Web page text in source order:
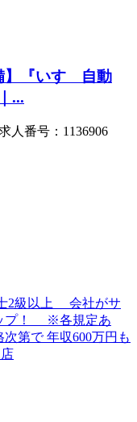
】『いすゞ自動
...
人番号：1136906